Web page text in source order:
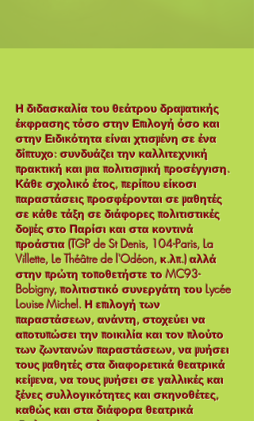
Η διδασκαλία του θεάτρου δραματικής
έκφρασης τόσο στην Επιλογή όσο και
στην Ειδικότητα είναι χτισμένη σε ένα
δίπτυχο: συνδυάζει την καλλιτεχνική
πρακτική και μια πολιτισμική προσέγγιση.
Κάθε σχολικό έτος, περίπου είκοσι
παραστάσεις προσφέρονται σε μαθητές
σε κάθε τάξη σε διάφορες πολιτιστικές
δομές στο Παρίσι και στα κοντινά
προάστια (TGP de St Denis, 104-Paris, La
Villette, Le Théâtre de l'Odéon, κ.λπ.) αλλά
στην πρώτη τοποθετήστε το MC93-
Bobigny, πολιτιστικό συνεργάτη του Lycée
Louise Michel. Η επιλογή των
παραστάσεων, ανάντη, στοχεύει να
αποτυπώσει την ποικιλία και τον πλούτο
των ζωντανών παραστάσεων, να μυήσει
τους μαθητές στα διαφορετικά θεατρικά
κείμενα, να τους μυήσει σε γαλλικές και
ξένες συλλογικότητες και σκηνοθέτες,
καθώς και στα διάφορα θεατρικά